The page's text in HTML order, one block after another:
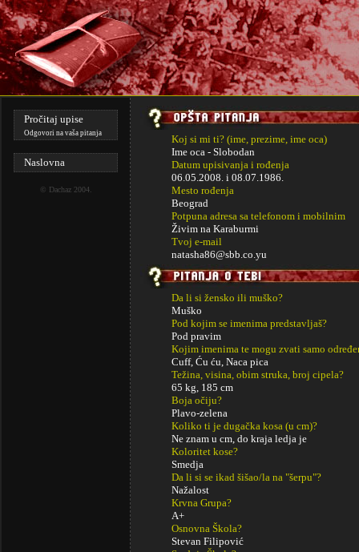
Pročitaj upise
Odgovori na vaša pitanja
Naslovna
© Dachaz2004.
Koj si mi ti? (ime, prezime, ime oca)
Ime oca - Slobodan
Datum upisivanja i rođenja
06.05.2008. i 08.07.1986.
Mesto rođenja
Beograd
Potpuna adresa sa telefonom i mobilnim
Živim na Karaburmi
Tvoj e-mail
natasha86@sbb.co.yu
Da li si žensko ili muško?
Muško
Pod kojim se imenima predstavljaš?
Pod pravim
Kojim imenima te mogu zvati samo
Cuff, Ću ću, Naca pica
Težina, visina, obim struka, broj cipela?
65 kg, 185 cm
Boja očiju?
Plavo-zelena
Koliko ti je dugačka kosa (u cm)?
Ne znam u cm, do kraja ledja je
Koloritet kose?
Smedja
Da li si se ikad šišao/la na "šerpu"?
Nažalost
Krvna Grupa?
A+
Osnovna Škola?
Stevan Filipović